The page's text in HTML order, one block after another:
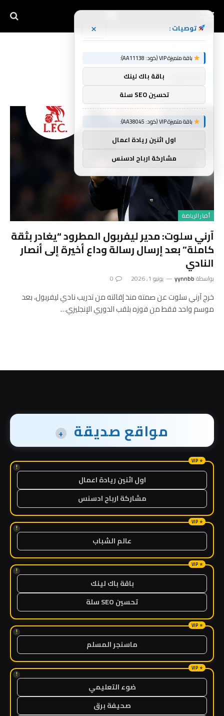
أخبار الرياضة
آرني سلوت: مدير ليفربول المطرود “يغادر بثقة
كاملة” بعد إرسال رسالة وداع أخيرة إلى أنصار
النادي
بواسطةyynnbb يونيو 1, 2026 0
خرج آرني سلوت عن صمته منذ إقالته من تدريب نادي ليفربول، بعد
موسم واحد فقط من فوزه بلقب الدوري الإنجليزي…
مواقع صديقة +
!
اول اثنين ريادة اعمال
مشاركة ارباح ادسنس
!
عالم الشباب
!
باقة باك لينك
تحسين SEO سلة
!
ماسنجر المسلم
!
ضوء التعليمي
صحيفة برق
توصيات : ×
باقة متميزة VIP (كود: AA11138):
باقة باك لينك
تحسين SEO سلة
باقة متميزة VIP (كود: AA38045):
اول اثنين ريادة اعمال
مشاركة ارباح ادسنس